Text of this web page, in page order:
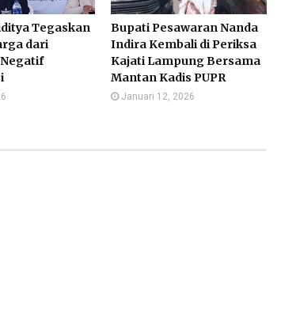
Tegaskan
dari
Bupati Pesawaran Nanda
Indira Kembali di Periksa
Kajati Lampung Bersama
Mantan Kadis PUPR
Januari 12, 2026